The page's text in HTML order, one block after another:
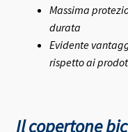
Massima
durata
Evidente
rispetto ai
Il copertone bici